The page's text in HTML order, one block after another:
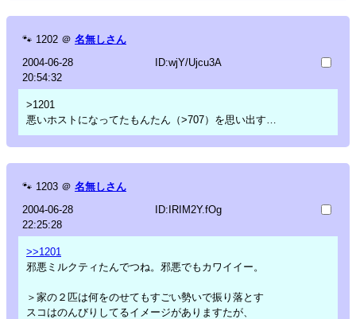
🐾 1202 ＠ 名無しさん
2004-06-28
20:54:32
ID:wjY/Ujcu3A
>1201
悪いホストになってたもんたん（>707）を思い出す…
🐾 1203 ＠ 名無しさん
2004-06-28
22:25:28
ID:IRIM2Y.fOg
>>1201
邪悪ミルクティたんでつね。邪悪でもカワイイー。
＞家の２匹は何をのせてもすごい勢いで振り落とす
スコはのんびりしてるイメージがありますたが、